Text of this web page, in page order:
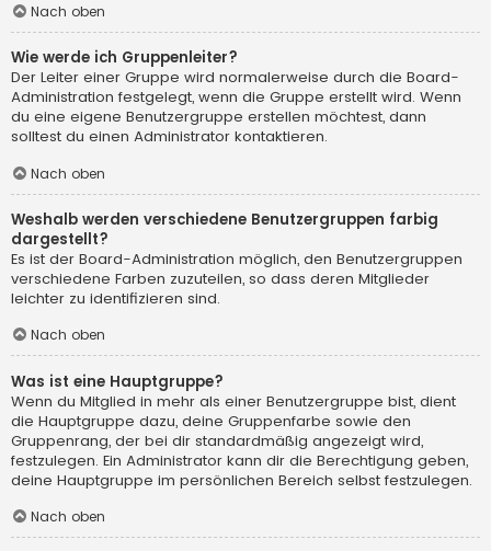
Nach oben
Wie werde ich Gruppenleiter?
Der Leiter einer Gruppe wird normalerweise durch die Board-
Administration festgelegt, wenn die Gruppe erstellt wird. Wenn
du eine eigene Benutzergruppe erstellen möchtest, dann
solltest du einen Administrator kontaktieren.
Nach oben
Weshalb werden verschiedene Benutzergruppen farbig
dargestellt?
Es ist der Board-Administration möglich, den Benutzergruppen
verschiedene Farben zuzuteilen, so dass deren Mitglieder
leichter zu identifizieren sind.
Nach oben
Was ist eine Hauptgruppe?
Wenn du Mitglied in mehr als einer Benutzergruppe bist, dient
die Hauptgruppe dazu, deine Gruppenfarbe sowie den
Gruppenrang, der bei dir standardmäßig angezeigt wird,
festzulegen. Ein Administrator kann dir die Berechtigung geben,
deine Hauptgruppe im persönlichen Bereich selbst festzulegen.
Nach oben